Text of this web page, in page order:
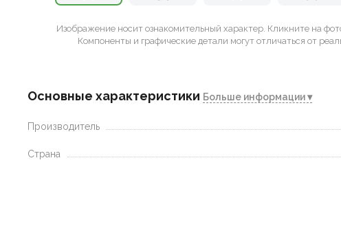
Изображение носит ознакомительный характер. Кликните на
Компоненты и графические детали могут отличаться от
Основные характеристики Больше информации ▾
Производитель
Страна